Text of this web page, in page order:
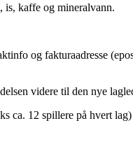
is, kaffe og mineralvann.
og fakturaadresse
videre til den nye
ca. 12 spillere på hvert